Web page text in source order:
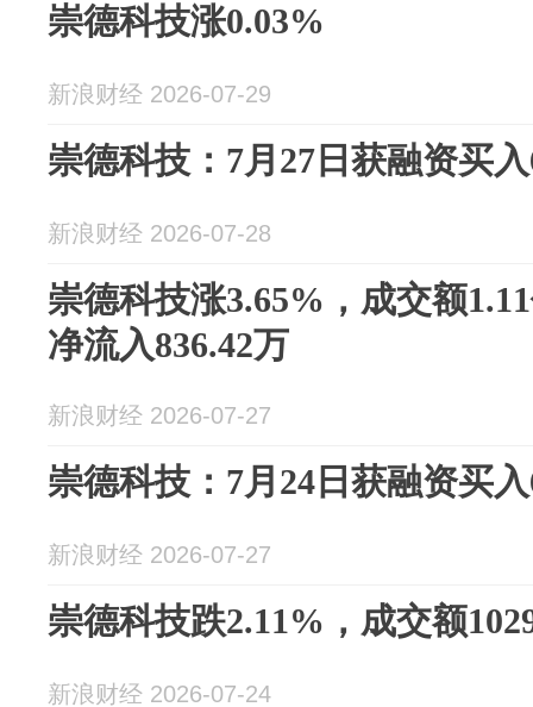
崇德科技涨0.03%
新浪财经 2026-07-29
崇德科技：7月27日获融资买
新浪财经 2026-07-28
崇德科技涨3.65%，成交额
净流入836.42万
新浪财经 2026-07-27
崇德科技：7月24日获融资买
新浪财经 2026-07-27
崇德科技跌2.11%，成交额
新浪财经 2026-07-24